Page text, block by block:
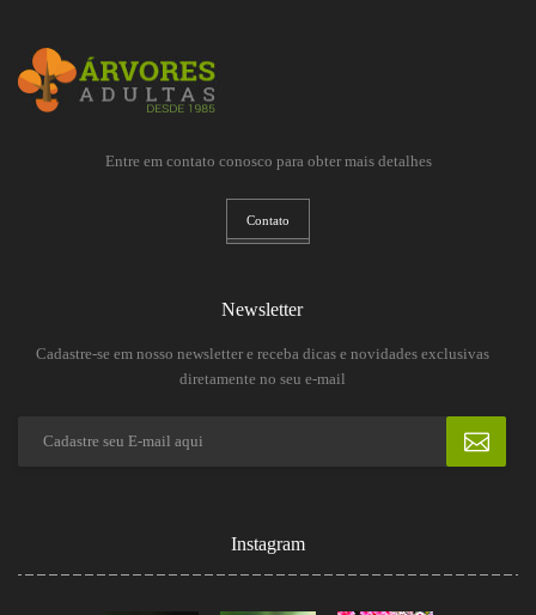
Entre em contato conosco para obter mais detalhes
Contato
Newsletter
Cadastre-se em nosso newsletter e receba dicas e novidades exclusivas
diretamente no seu e-mail
Instagram